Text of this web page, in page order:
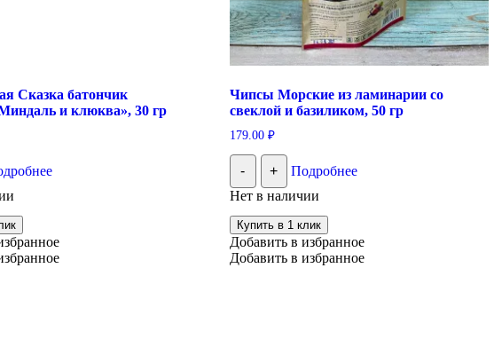
Сказка батончик
и клюква», 30 гр
Чипсы Морские из ламинарии со
свеклой и базиликом, 50 гр
179.00 ₽
- +
Подробнее
Нет в наличии
Купить в 1 клик
Добавить в избранное
Добавить в избранное